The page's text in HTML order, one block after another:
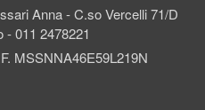
Anna - C.so Vercelli 71/D
- 011 2478221
MSSNNA46E59L219N